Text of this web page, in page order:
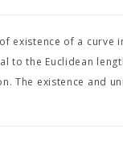
existence of a curve
to the Euclidean
The existence and